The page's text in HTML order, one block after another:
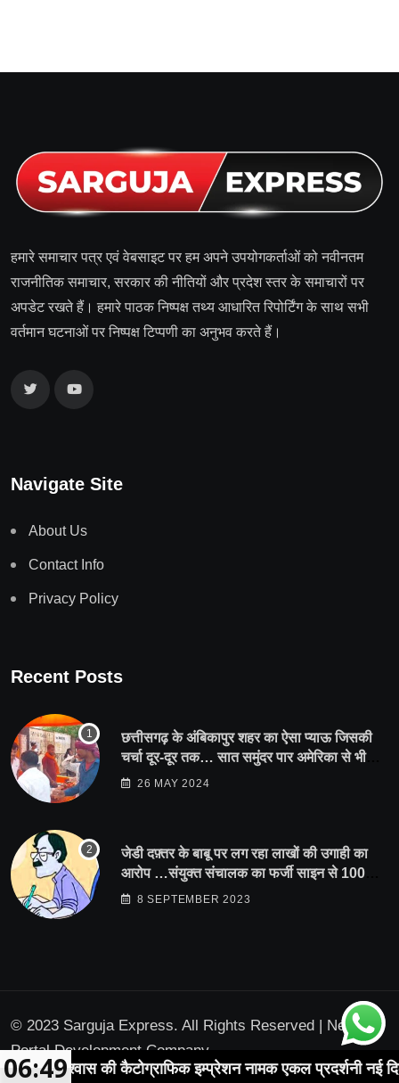
हमारे समाचार पत्र एवं वेबसाइट पर हम अपने उपयोगकर्ताओं को नवीनतम
राजनीतिक समाचार, सरकार की नीतियों और प्रदेश स्तर के समाचारों पर
अपडेट रखते हैं। हमारे पाठक निष्पक्ष तथ्य आधारित रिपोर्टिंग के साथ सभी
वर्तमान घटनाओं पर निष्पक्ष टिप्पणी का अनुभव करते हैं।
Navigate Site
About Us
Contact Info
Privacy Policy
Recent Posts
छत्तीसगढ़ के अंबिकापुर शहर का ऐसा प्याऊ जिसकी
चर्चा दूर-दूर तक… सात समुंदर पार अमेरिका से भी
पहुंचा सहयोग
26 MAY 2024
जेडी दफ़्तर के बाबू पर लग रहा लाखों की उगाही का
आरोप …संयुक्त संचालक का फर्जी साइन से 100
शिक्षकों क़ो थमाया संशोधन आदेश
8 SEPTEMBER 2023
© 2023 Sarguja Express. All Rights Reserved | News
Portal Development Company
की कैटोग्राफिक इम्प्रेशन नामक एकल प्रदर्शनी नई दिल्ली
06:49